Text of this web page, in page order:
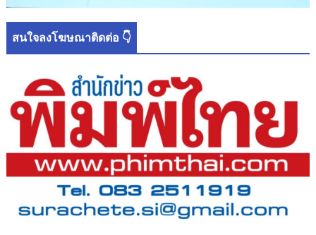
สนใจลงโฆษณาติดต่อ 👇